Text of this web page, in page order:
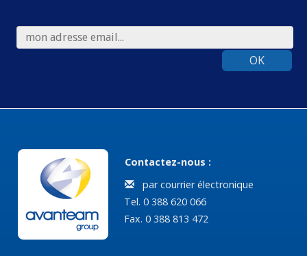
OK
Contactez-nous :
par courrier électronique
Tel. 0 388 620 066
Fax. 0 388 813 472